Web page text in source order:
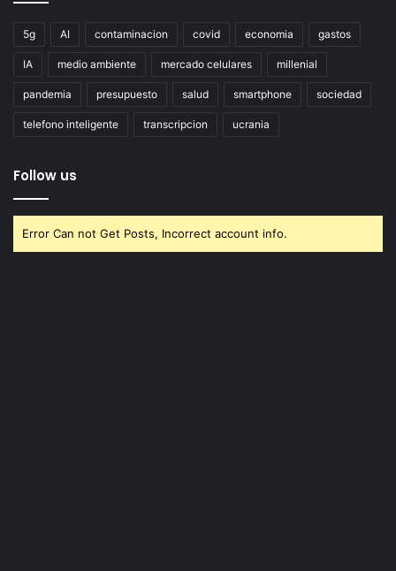
5g AI contaminacion covid economia gastos
IA medio ambiente mercado celulares millenial
pandemia presupuesto salud smartphone sociedad
telefono inteligente transcripcion ucrania
Follow us
Error Can not Get Posts, Incorrect account info.